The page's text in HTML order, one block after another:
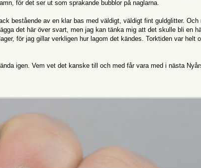
för det ser ut som sprakande bubblor på naglarna.
bestående av en klar bas med väldigt, väldigt fint guldglitter.
det här över svart, men jag kan tänka mig att det skulle bli en
för jag gillar verkligen hur lagom det kändes. Torktiden var helt
igen. Vem vet det kanske till och med får vara med i nästa